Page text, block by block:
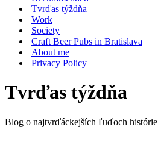
Tvrďas týždňa
Work
Society
Craft Beer Pubs in Bratislava
About me
Privacy Policy
Tvrďas týždňa
Blog o najtvrďáckejších ľuďoch histórie